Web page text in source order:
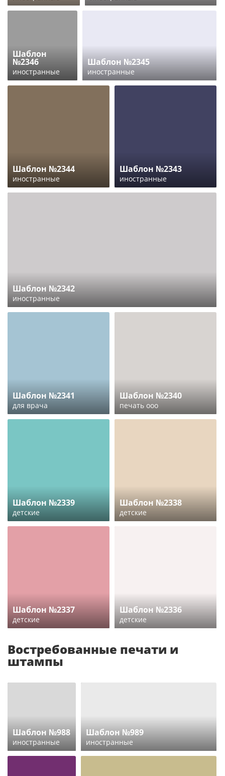
Шаблон
№2346
иностранные
Шаблон №2345
иностранные
Шаблон №2344
иностранные
Шаблон №2343
иностранные
Шаблон №2342
иностранные
Шаблон №2341
для врача
Шаблон №2340
печать ооо
Шаблон №2339
детские
Шаблон №2338
детские
Шаблон №2337
детские
Шаблон №2336
детские
Востребованные печати и
штампы
Шаблон №988
иностранные
Шаблон №989
иностранные